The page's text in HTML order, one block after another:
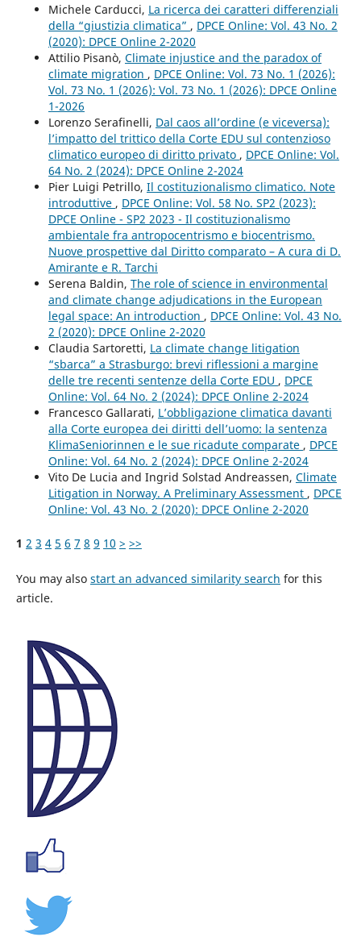
Michele Carducci, La ricerca dei caratteri differenziali
della “giustizia climatica” , DPCE Online: Vol. 43 No. 2
(2020): DPCE Online 2-2020
Attilio Pisanò, Climate injustice and the paradox of
climate migration , DPCE Online: Vol. 73 No. 1 (2026):
Vol. 73 No. 1 (2026): Vol. 73 No. 1 (2026): DPCE Online
1-2026
Lorenzo Serafinelli, Dal caos all’ordine (e viceversa):
l’impatto del trittico della Corte EDU sul contenzioso
climatico europeo di diritto privato , DPCE Online: Vol.
64 No. 2 (2024): DPCE Online 2-2024
Pier Luigi Petrillo, Il costituzionalismo climatico. Note
introduttive , DPCE Online: Vol. 58 No. SP2 (2023):
DPCE Online - SP2 2023 - Il costituzionalismo
ambientale fra antropocentrismo e biocentrismo.
Nuove prospettive dal Diritto comparato – A cura di D.
Amirante e R. Tarchi
Serena Baldin, The role of science in environmental
and climate change adjudications in the European
legal space: An introduction , DPCE Online: Vol. 43 No.
2 (2020): DPCE Online 2-2020
Claudia Sartoretti, La climate change litigation
“sbarca” a Strasburgo: brevi riflessioni a margine
delle tre recenti sentenze della Corte EDU , DPCE
Online: Vol. 64 No. 2 (2024): DPCE Online 2-2024
Francesco Gallarati, L’obbligazione climatica davanti
alla Corte europea dei diritti dell’uomo: la sentenza
KlimaSeniorinnen e le sue ricadute comparate , DPCE
Online: Vol. 64 No. 2 (2024): DPCE Online 2-2024
Vito De Lucia and Ingrid Solstad Andreassen, Climate
Litigation in Norway. A Preliminary Assessment , DPCE
Online: Vol. 43 No. 2 (2020): DPCE Online 2-2020
1 2 3 4 5 6 7 8 9 10 > >>
You may also start an advanced similarity search for this
article.